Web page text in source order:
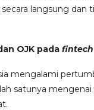
langsung dan
OJK pada fintech
mengalami
satunya